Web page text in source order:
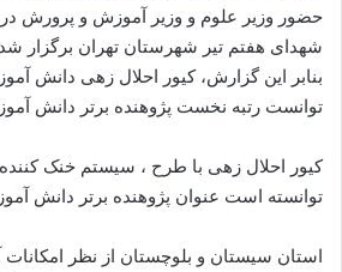
حضور وزیر علوم و وزیر آموزش و پرورش
شهدای هفتم تیر شهرستان تهران برگزار
بنابر این گزارش، کیور احلال زهی دانش
توانست رتبه نخست پژوهنده برتر دانش
کیور احلال زهی با طرح ، سیستم خنک
توانسته است عنوان پژوهنده برتر دانش
استان سیستان و بلوچستان از نظر